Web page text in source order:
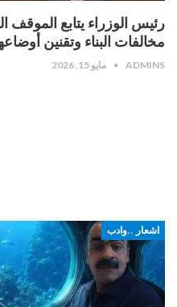
رئيس الوزراء يتابع الموقف
مخالفات البناء وتقنين
ADMINS مايو 15, 2026
اشعار ..وادب